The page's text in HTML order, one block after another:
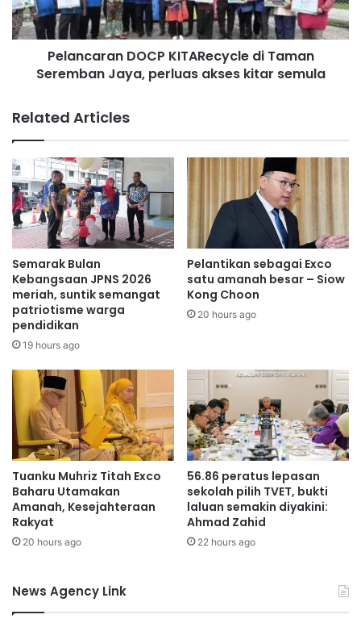
k
s
g
a
p
e
r
p
a
u
a
n
d
a
a
m
k
o
m
u
n
i
t
i
a
r
a
P
K
I
T
A
R
e
c
y
c
l
e
d
i
a
m
a
n
S
e
r
e
m
b
a
a
y
Pelancaran DOCP KITARecycle di Taman
Seremban Jaya, perluas akses kitar semula
Related Articles
Semarak Bulan
Kebangsaan JPNS 2026
meriah, suntik semangat
patriotisme warga
pendidikan
19 hours ago
Pelantikan sebagai Exco
satu amanah besar – Siow
Kong Choon
20 hours ago
Tuanku Muhriz Titah Exco
Baharu Utamakan
Amanah, Kesejahteraan
Rakyat
20 hours ago
56.86 peratus lepasan
sekolah pilih TVET, bukti
laluan semakin diyakini:
Ahmad Zahid
22 hours ago
News Agency Link